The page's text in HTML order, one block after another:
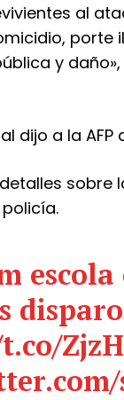
al
porte
y
dijo a la
sobre